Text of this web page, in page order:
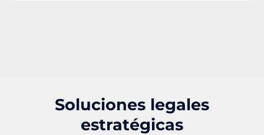
Soluciones legales
estratégicas